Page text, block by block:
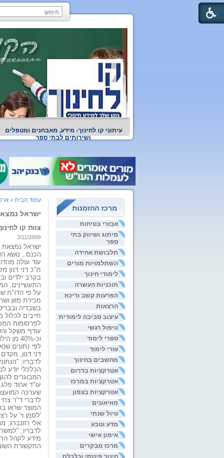
עיתוני קו לחינוך- מידע, מאבחנים ומטפלים
ושירותים לבתי ספר
מרכז ההזמנות
אבזרי בטיחות
מיתוג ושיווק בתי
ספר
תלבושת אחידה
השתלמויות מורים
לימודי חינוך
תוכניות העשרה
הפרעות קשב וריכוז
הרצאות
עיצוב סביבה לימודית
טיפול רגשי
ספרי לימוד
עזרי לימוד
מחשבים בחינוך
אטרקציות בדרום
אטרקציות במרכז
אטרקציות בצפון
מוזיאונים
טיול שנתי
מדע וטבע
אימון אישי
מרכז מבקרים
חינוך פיננסי וכלכלת
עמוד הבית >
ישראל
צוות קו
3/11/2009
ישראל נמצאת
הכנס., נושא
עוד עולה
ח"כ דני דנון
בקרב ילדים
התעשיינים,
על פי הדו"ח
מכירת מזון
חייבים
לפרסומות
וכ-40% מן הילדים ובני הנוער בארצות הברית, סובלים מעודף משקל.
דני דנון,
לדבריו;
הכלכלי יודע
המבוגרים
עו"ד אהוד
שערכה
לדברי ד"ר
המוצר שראו
'לסמן וי' על
אלי
לדבריו;
מידע לקהל
התקשורת